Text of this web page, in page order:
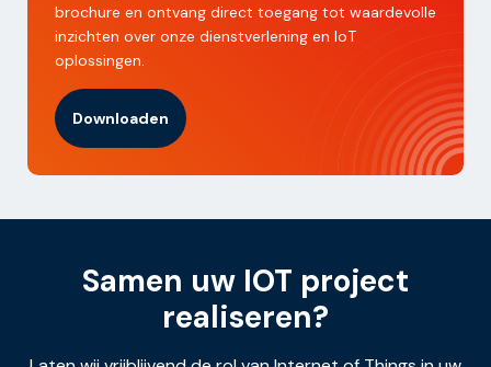
brochure en ontvang direct toegang tot waardevolle
inzichten over onze dienstverlening en IoT
oplossingen.
Downloaden
Samen uw IOT project
realiseren?